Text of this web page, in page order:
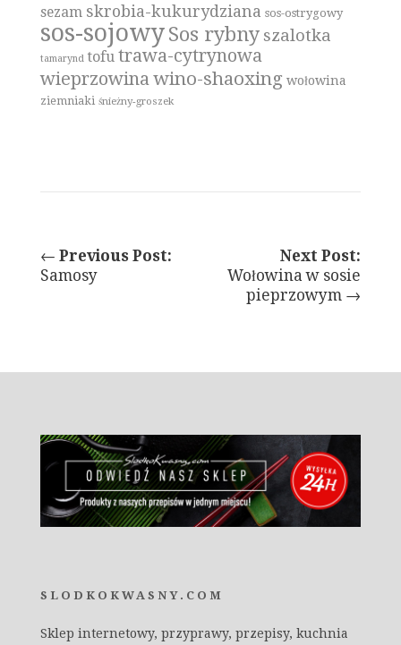
sezam skrobia-kukurydziana sos-ostrygowy
sos-sojowy Sos rybny szalotka
tamarynd tofu trawa-cytrynowa
wieprzowinawino-shaoxing wołowina
ziemniaki śnieżny-groszek
Next Post:
Wołowina w sosie
pieprzowym →
← Previous Post:
Samosy
SLODKOKWASNY.COM
Sklep internetowy, przyprawy, przepisy, kuchnia